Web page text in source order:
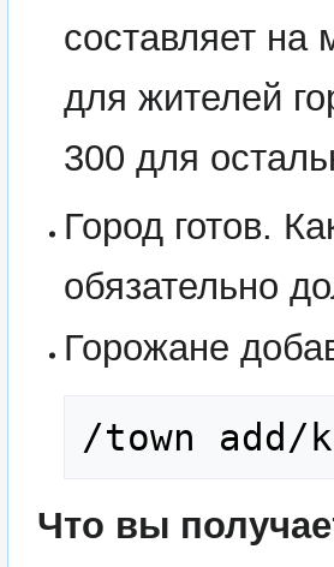
составляет на
для жителей
300 для
Город готов.
обязательно
Горожане
/town add/
Что вы